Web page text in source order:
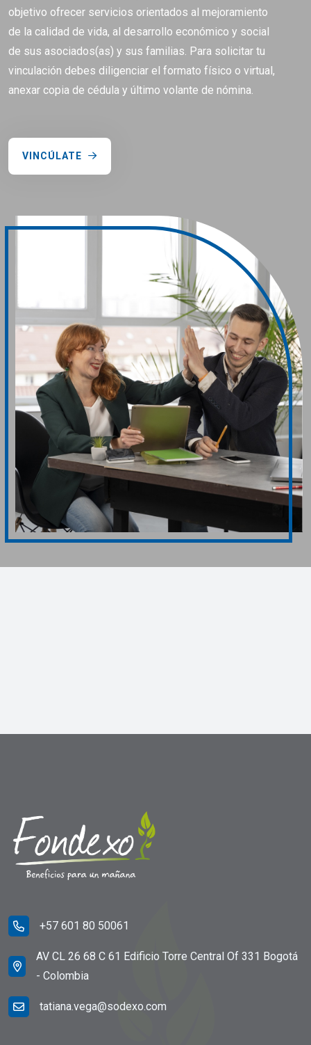
objetivo ofrecer servicios orientados al mejoramiento
de la calidad de vida, al desarrollo económico y social
de sus asociados(as) y sus familias. Para solicitar tu
vinculación debes diligenciar el formato físico o virtual,
anexar copia de cédula y último volante de nómina.
VINCÚLATE
+57 601 80 50061
AV CL 26 68 C 61 Edificio Torre Central Of 331 Bogotá
- Colombia
tatiana.vega@sodexo.com